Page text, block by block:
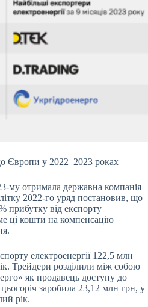
Європи у 2022–2023 роках
му отримала державна компанія
2022-го уряд постановив, що
прибутку від експорту
ці кошти на компенсацію
електроенергії 122,5 млн
Трейдери розділили між собою
як продавець доступу до
заробила 23,12 млн грн, у
рік.